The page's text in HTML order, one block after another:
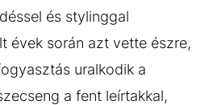
és stylinggal
évek során azt vette észre,
uralkodik a
a fent leírtakkal,